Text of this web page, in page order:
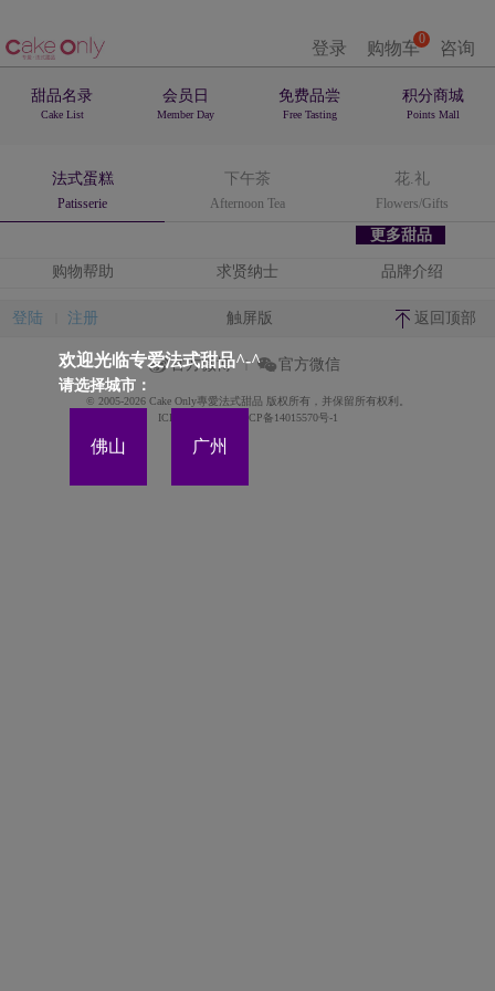
登录 0
购物车 咨询
甜品名录
Cake List
会员日
Member Day
免费品尝
Free Tasting
积分商城
Points Mall
法式蛋糕
Patisserie
下午茶
Afternoon Tea
花.礼
Flowers/Gifts
更多甜品
欢迎光临专爱法式甜品^-^
请选择城市：
佛山 广州
购物帮助 求贤纳士 品牌介绍
登陆 注册 触屏版 返回顶部
官方微博 官方微信
© 2005-2026 Cake Only專愛法式甜品 版权所有，并保留所有权利。
ICP备案证书号:粤ICP备14015570号-1